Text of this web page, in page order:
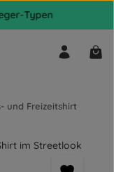
Typen
und Freizeitshirt